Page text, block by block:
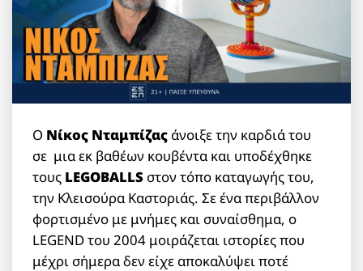
Ο Νίκος Νταμπίζας άνοιξε την καρδιά του
σε μια εκ βαθέων κουβέντα και υποδέχθηκε
τους LEGOBALLS στον τόπο καταγωγής του,
την Κλεισούρα Καστοριάς. Σε ένα περιβάλλον
φορτισμένο με μνήμες και συναίσθημα, ο
LEGEND του 2004 μοιράζεται ιστορίες που
μέχρι σήμερα δεν είχε αποκαλύψει ποτέ